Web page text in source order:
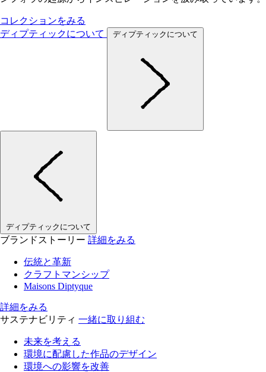
コレクションをみる
ディプティックについて
ディプティックについて
ディプティックについて
ブランドストーリー 詳細をみる
伝統と革新
クラフトマンシップ
Maisons Diptyque
詳細をみる
サステナビリティ 一緒に取り組む
未来を考える
環境に配慮した作品のデザイン
環境への影響を改善